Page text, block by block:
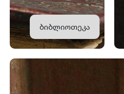
ბიბლიოთეკა